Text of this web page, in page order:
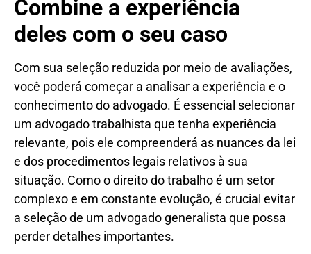
Combine a experiência
deles com o seu caso
Com sua seleção reduzida por meio de avaliações,
você poderá começar a analisar a experiência e o
conhecimento do advogado. É essencial selecionar
um advogado trabalhista que tenha experiência
relevante, pois ele compreenderá as nuances da lei
e dos procedimentos legais relativos à sua
situação. Como o direito do trabalho é um setor
complexo e em constante evolução, é crucial evitar
a seleção de um advogado generalista que possa
perder detalhes importantes.